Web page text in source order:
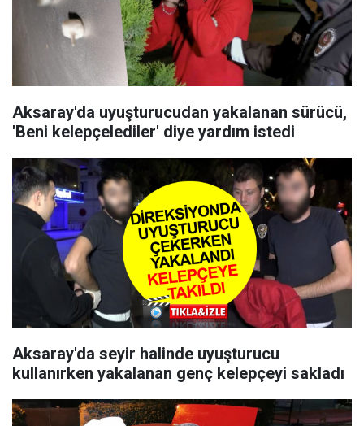
Aksaray'da uyuşturucudan yakalanan sürücü,
'Beni kelepçelediler' diye yardım istedi
Aksaray'da seyir halinde uyuşturucu
kullanırken yakalanan genç kelepçeyi sakladı